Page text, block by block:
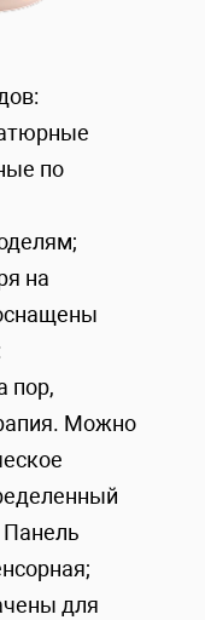
по
на
пор,
Можно
для